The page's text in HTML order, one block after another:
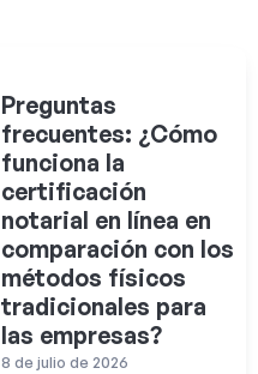
Preguntas
frecuentes: ¿Cómo
funciona la
certificación
notarial en línea en
comparación con los
métodos físicos
tradicionales para
las empresas?
8 de julio de 2026